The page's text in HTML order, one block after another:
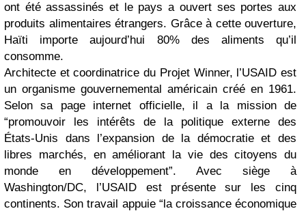
ont été assassinés et le pays a ouvert ses portes aux
produits alimentaires étrangers. Grâce à cette ouverture,
Haïti importe aujourd’hui 80% des aliments qu’il
consomme.
Architecte et coordinatrice du Projet Winner, l’USAID est
un organisme gouvernemental américain créé en 1961.
Selon sa page internet officielle, il a la mission de
“promouvoir les intérêts de la politique externe des
États-Unis dans l’expansion de la démocratie et des
libres marchés, en améliorant la vie des citoyens du
monde en développement”. Avec siège à
Washington/DC, l’USAID est présente sur les cinq
continents. Son travail appuie “la croissance économique